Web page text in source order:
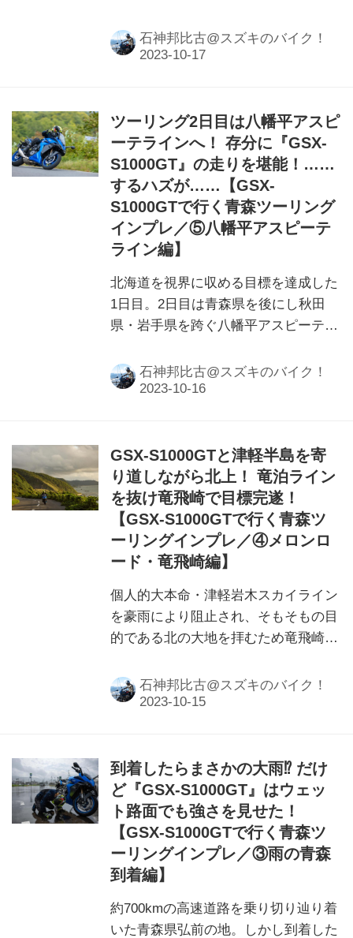
ければなりません！ 残り600km強、
無事にたどり着けるのか……？
石神邦比古@スズキのバイク！
ツーリング2日目は八幡平アスピ
ーテラインへ！ 存分に『GSX-
S1000GT』の走りを堪能！……
するハズが……【GSX-
S1000GTで行く青森ツーリング
インプレ／⑤八幡平アスピーテ
ライン編】
北海道を視界に収める目標を達成した
1日目。2日目は青森県を後にし秋田
県・岩手県を跨ぐ八幡平アスピーテラ
S1000GT』でのスポーツライディング
を楽しもうと思ったら今度は……？
石神邦比古@スズキのバイク！
GSX-S1000GTと津軽半島を寄
り道しながら北上！ 竜泊ライン
を抜け竜飛崎で目標完遂！
【GSX-S1000GTで行く青森ツ
ーリングインプレ／④メロンロ
ード・竜飛崎編】
個人的大本命・津軽岩木スカイライン
を豪雨により阻止され、そもそもの目
的である北の大地を拝むため竜飛崎へ
で道中寄り道していきます！
石神邦比古@スズキのバイク！
到着したらまさかの大雨⁉ だけ
ど『GSX-S1000GT』はウェッ
ト路面でも強さを見せた！
【GSX-S1000GTで行く青森ツ
ーリングインプレ／③雨の青森
到着編】
約700kmの高速道路を乗り切り辿り着
いた青森県弘前の地。しかし到着した